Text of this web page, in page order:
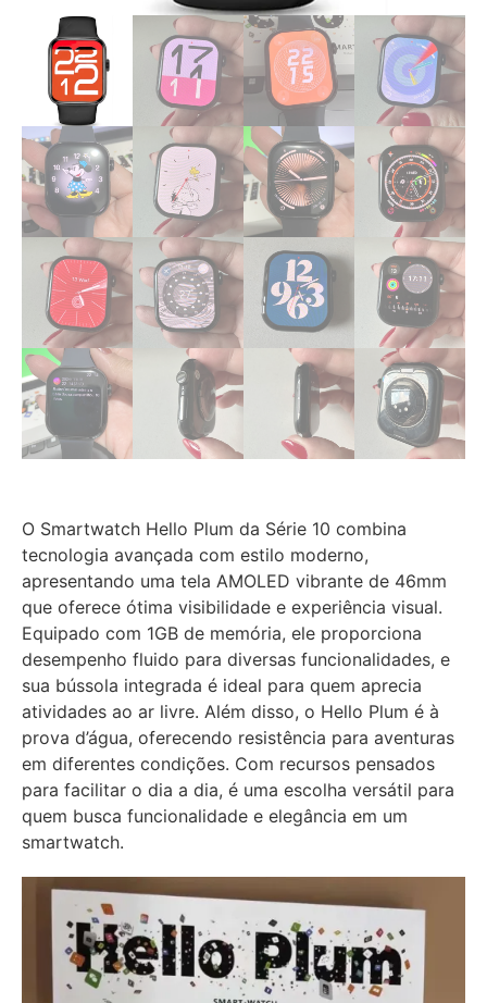
O Smartwatch Hello Plum da Série 10 combina
tecnologia avançada com estilo moderno,
apresentando uma tela AMOLED vibrante de 46mm
que oferece ótima visibilidade e experiência visual.
Equipado com 1GB de memória, ele proporciona
desempenho fluido para diversas funcionalidades, e
sua bússola integrada é ideal para quem aprecia
atividades ao ar livre. Além disso, o Hello Plum é à
prova d’água, oferecendo resistência para aventuras
em diferentes condições. Com recursos pensados
para facilitar o dia a dia, é uma escolha versátil para
quem busca funcionalidade e elegância em um
smartwatch.